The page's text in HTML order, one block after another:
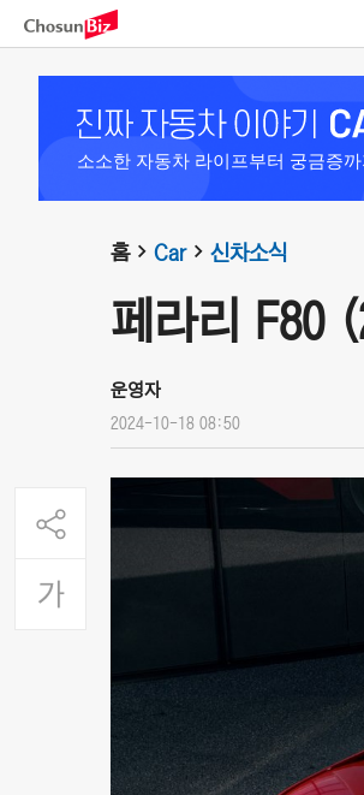
소소한 자동차 라이프부터 궁금증
홈 Car 신차소식
페라리 F80
운영자
2024-10-18 08:50